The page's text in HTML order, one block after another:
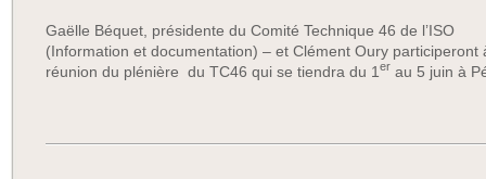
Gaëlle Béquet, présidente du Comité Technique 46 de l’ISO
(Information et documentation) – et Clément Oury participeront
réunion du plénière du TC46 qui se tiendra du 1 er au 5 juin à